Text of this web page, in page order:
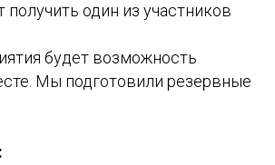
один из участников
будет возможность
Мы подготовили резервные